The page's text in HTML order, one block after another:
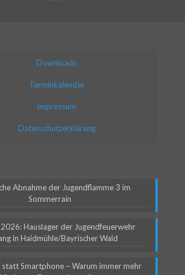
Downloads
Terminkalender
Impressum
Datenschutzerklärung
Abnahme der Jugendflamme 3 im
Sommerrain
Hauslager der Jugendfeuerwehr
in Haidmühle/Bayrischer Wald
statt Smartphone – Warum immer mehr